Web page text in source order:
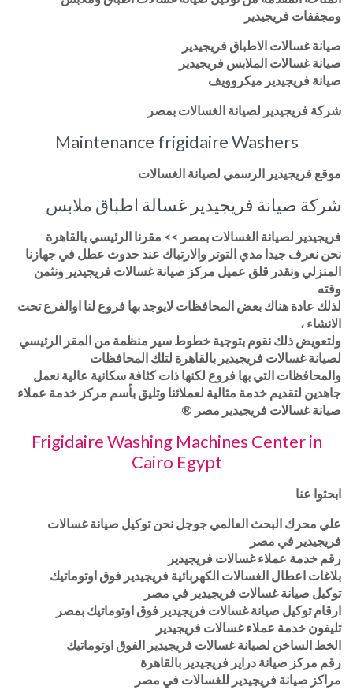
ومجففات فريجيدير
صيانة غسالات الاطباق فريجيدير
صيانة غسالات الملابس فريجيدير
صيانة فريجيدير ميكروويف
شركة فريجيدير لصيانة الغسالات بمصر
Maintenance frigidaire Washers
موقع فريجيدير الرسمي لصيانة الغسالات
شركة صيانة فريجيدير غسالة اطباق ملابس
فريجيدير لصيانة الغسالات بمصر >> مقرنا الرئيسي بالقاهرة
نحن نعرف جيدا مدي التوتر والارتباك عند حدوث عطل في جهازنا
المنزلي ونقدر قلق عميل مركز صيانة غسالات فريجيدير ونثمن
وقته
لذلك عادة هناك بعض المحافظات لايوجد بها فروع لنا اوالفرع تحت
الانشاء ،
ولتعويض ذلك نقوم بتوجية خطوط سير منظمة من المقر الرئيسي
لصيانة غسالات فريجيدير بالقاهرة لتلك المحافظات
والمحافظات التي بها فروع لكنها ذات كثافة سكانية عالية نعمل
جاهدين لتقديم خدمة مثالية لعملائنا وتليق بأسم مركز خدمة عملاء
صيانة غسالات فريجيدير مصر ®
Frigidaire Washing Machines Center in
Cairo Egypt
ابحثوا عنا
علي محرك البحث العالمي جوجل نحن توكيل صيانة غسالات
فريجيدير في مصر
رقم خدمة عملاء غسالات فريجيدير
بلاغات اعطال الغسالات الكهربائية فريجيدير فوق اوتوماتيك
توكيل صيانة غسالات فريجيدير في مصر
ارقام توكيل صيانة غسالات فريجيدير فوق اوتوماتيك بمصر
تليفون خدمة عملاء غسالات فريجيدير
الخط الساخن لصيانة غسالات فريجيدير الفوق اوتوماتيك
رقم مركز صيانة دراير فريجيدير بالقاهرة
مراكز صيانة فريجيدير للغسالات في مصر